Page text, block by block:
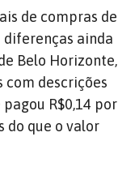
de compras de
ainda
Belo Horizonte,
com descrições
R$0,14 por
do que o valor